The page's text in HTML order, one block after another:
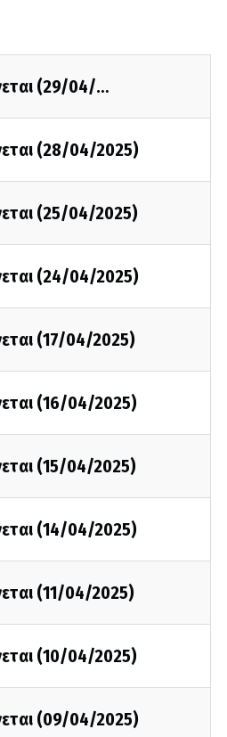
(29/04/…
(28/04/2025)
(25/04/2025)
(24/04/2025)
(17/04/2025)
(16/04/2025)
(15/04/2025)
(14/04/2025)
(11/04/2025)
(10/04/2025)
(09/04/2025)